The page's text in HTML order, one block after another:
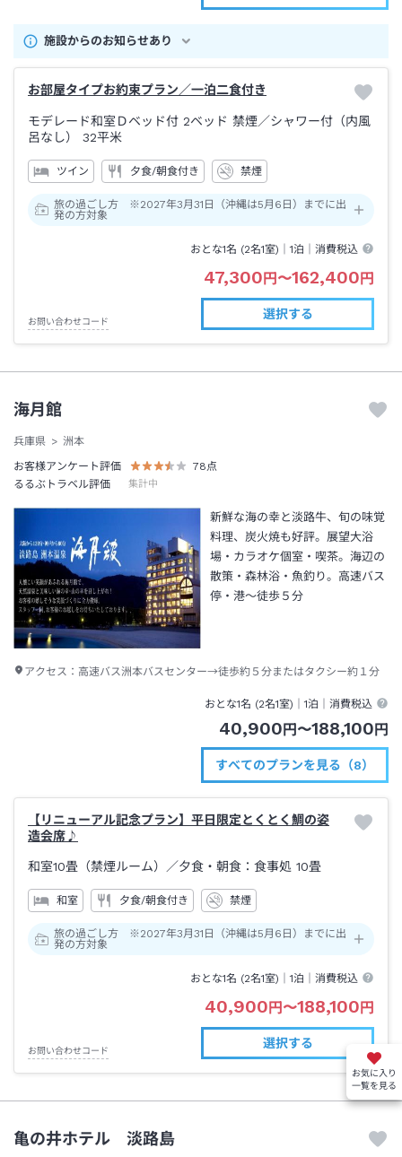
施設からのお知らせあり
お部屋タイプお約束プラン／一泊二食付き
モデレード和室Ｄベッド付 2ベッド 禁煙／シャワー付（内風
呂なし） 32平米
ツイン 夕食/朝食付き 禁煙
旅の過ごし方 ※2027年3月31日（沖縄は5月6日）までに出
発の方対象
おとな1名 (2名1室)｜1泊 ｜消費税込
47,300円〜162,400円
お問い合わせコード
選択する
海月館
兵庫県
洲本
お客様アンケート評価
78点
るるぶトラベル評価
集計中
新鮮な海の幸と淡路牛、旬の味覚
料理、炭火焼も好評。展望大浴
場・カラオケ個室・喫茶。海辺の
散策・森林浴・魚釣り。高速バス
停・港～徒歩５分
アクセス： 高速バス洲本バスセンター→徒歩約５分またはタクシー約１分
おとな1名 (2名1室)｜1泊 ｜消費税込
40,900円〜188,100円
すべてのプランを見る（8）
【リニューアル記念プラン】平日限定とくとく鯛の姿
造会席♪
和室10畳（禁煙ルーム）／夕食・朝食：食事処 10畳
和室 夕食/朝食付き 禁煙
旅の過ごし方 ※2027年3月31日（沖縄は5月6日）までに出
発の方対象
おとな1名 (2名1室)｜1泊 ｜消費税込
40,900円〜188,100円
お問い合わせコード
選択する
亀の井ホテル 淡路島
お気に入り
一覧を見る